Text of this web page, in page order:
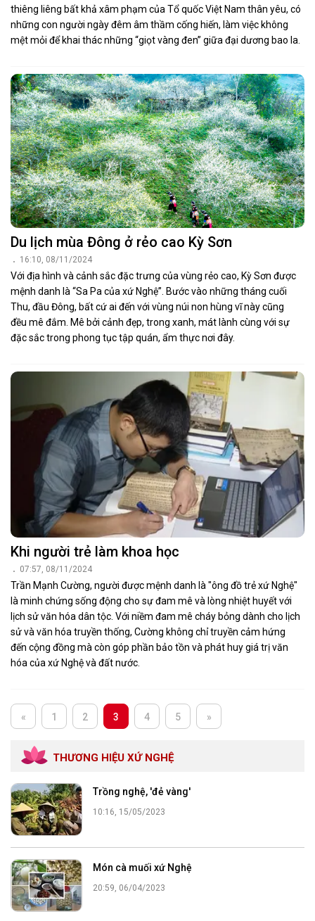
thiêng liêng bất khả xâm phạm của Tổ quốc Việt Nam thân yêu, có
những con người ngày đêm âm thầm cống hiến, làm việc không
mệt mỏi để khai thác những “giọt vàng đen” giữa đại dương bao la.
Du lịch mùa Đông ở rẻo cao Kỳ Sơn
16:10, 08/11/2024
Với địa hình và cảnh sắc đặc trưng của vùng rẻo cao, Kỳ Sơn được
mệnh danh là “Sa Pa của xứ Nghệ”. Bước vào những tháng cuối
Thu, đầu Đông, bất cứ ai đến với vùng núi non hùng vĩ này cũng
đều mê đắm. Mê bởi cảnh đẹp, trong xanh, mát lành cùng với sự
đặc sắc trong phong tục tập quán, ẩm thực nơi đây.
Khi người trẻ làm khoa học
07:57, 08/11/2024
Trần Mạnh Cường, người được mệnh danh là "ông đồ trẻ xứ Nghệ"
là minh chứng sống động cho sự đam mê và lòng nhiệt huyết với
lịch sử văn hóa dân tộc. Với niềm đam mê cháy bỏng dành cho lịch
sử và văn hóa truyền thống, Cường không chỉ truyền cảm hứng
đến cộng đồng mà còn góp phần bảo tồn và phát huy giá trị văn
hóa của xứ Nghệ và đất nước.
« 1 2 3 4 5 »
THƯƠNG HIỆU XỨ NGHỆ
Trồng nghệ, 'đẻ vàng'
10:16, 15/05/2023
Món cà muối xứ Nghệ
20:59, 06/04/2023